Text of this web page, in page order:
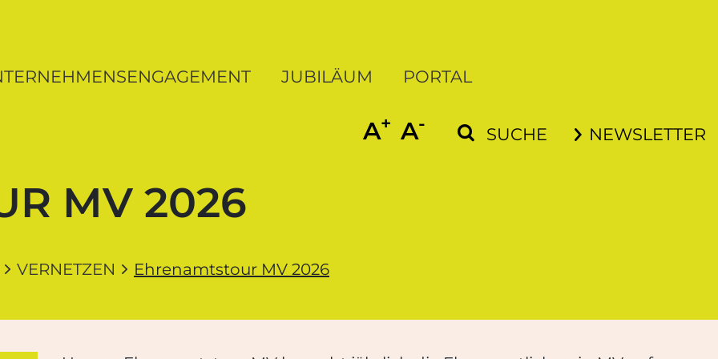
JUBILÄUM
PORTAL
SCHRIFT VERGRÖSSERN
A+ SCHRIFT VERKLEINERN
A- SUCHE NEWSLETTER
MV 2026
VERNETZEN Ehrenamtstour MV 2026